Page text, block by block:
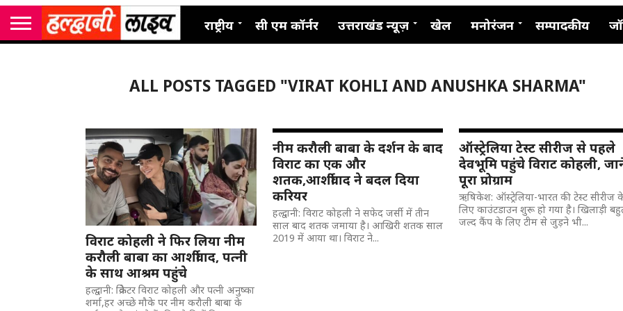
राष्ट्रीय सी एम कॉर्नर उत्तराखंड न्यूज़ खेल मनोरंजन सम्पादकीय
ALL POSTS TAGGED "VIRAT KOHLI AND ANUSHKA SHARMA"
विराट कोहली ने फिर लिया नीम
करौली बाबा का आर्शीवाद, पत्नी
के साथ आश्रम पहुंचे
हल्द्वानी: क्रिकेटर विराट कोहली और पत्नी अनुष्का
शर्मा,हर अच्छे मौके पर नीम करौली बाबा के
नीम करौली बाबा के दर्शन के बाद
विराट का एक और
शतक,आर्शीवाद ने बदल दिया
करियर
हल्द्वानी: विराट कोहली ने सफेद जर्सी में तीन
साल बाद शतक जमाया है। आखिरी शतक साल
2019 में आया था। विराट ने...
ऑस्ट्रेलिया टेस्ट सीरीज से पहले
देवभूमि पहुंचे विराट कोहली,
पूरा प्रोग्राम
ऋषिकेश: ऑस्ट्रेलिया-भारत की टेस्ट सीरीज
लिए काउंटडाउन शुरू हो गया है। खिलाड़ी
जल्द कैंप के लिए टीम से जुड़ने भी...